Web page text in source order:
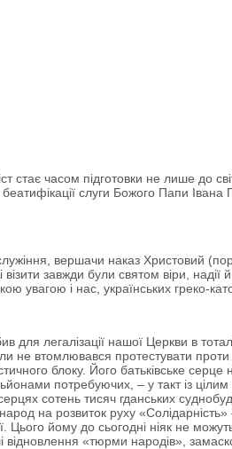
стає часом підготовки не лише до
слуги Божого Папи
вершачи наказ Христовий
візити завжди були святом віри, надії
і нас, українських греко-
для легалізації нашої Церкви в
не втомлювався протестувати проти
блоку. Його батьківське
потребуючих, – у такт із цілим
сотень тисяч гданських
на розвиток руху «Солідарність»
Цього йому до сьогодні ніяк не
відновлення «тюрми народів»,